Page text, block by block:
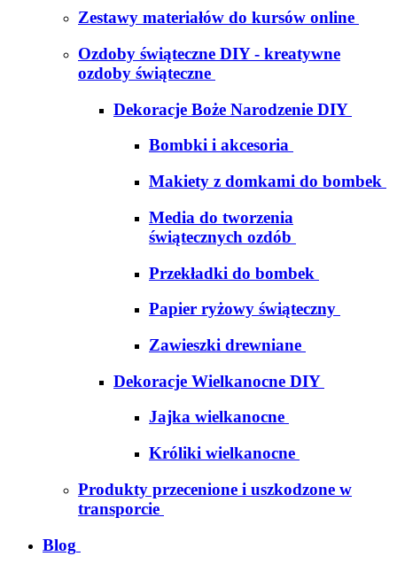
Zestawy materiałów do kursów online
Ozdoby świąteczne DIY - kreatywne
ozdoby świąteczne
Dekoracje Boże Narodzenie DIY
Bombki i akcesoria
Makiety z domkami do bombek
Media do tworzenia
świątecznych ozdób
Przekładki do bombek
Papier ryżowy świąteczny
Zawieszki drewniane
Dekoracje Wielkanocne DIY
Jajka wielkanocne
Króliki wielkanocne
Produkty przecenione i uszkodzone w
transporcie
Blog